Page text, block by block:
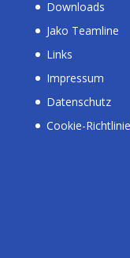
Downloads
Jako Teamline
Links
Impressum
Datenschutz
Cookie-